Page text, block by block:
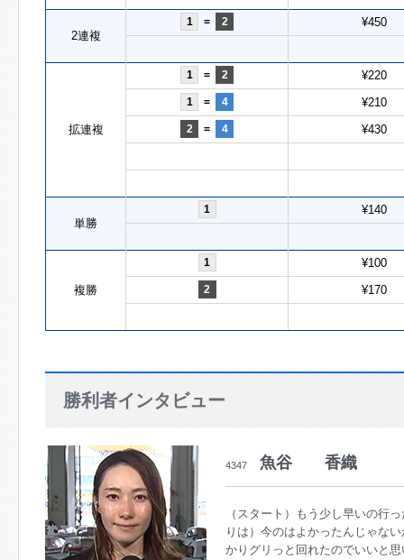
2連複
1 = 2 ¥450
拡連複
1 = 2 ¥220
1 = 4 ¥210
2 = 4 ¥430
単勝
1 ¥140
複勝
1 ¥100
2 ¥170
勝利者インタビュー
4347 魚谷 香織
（スタート）もう少し早いの行
りは）今のはよかったんじゃな
かりグリっと回れたのでいいと